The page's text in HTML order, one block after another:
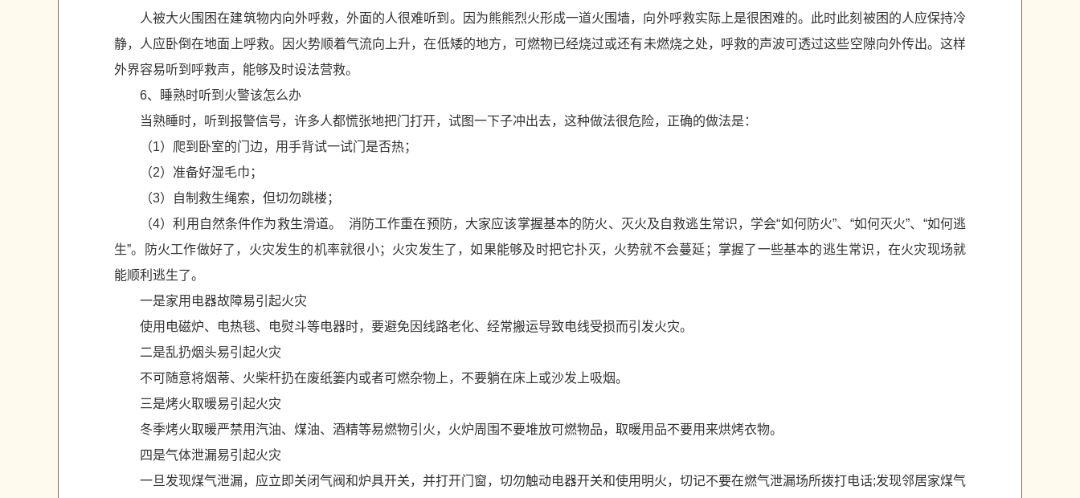
人被大火围困在建筑物内向外呼救，外面的人很难听到。因为熊熊烈火形成一道火围墙，向外呼救实际上是很困难的。此时此刻被困的人应保持冷
静，人应卧倒在地面上呼救。因火势顺着气流向上升，在低矮的地方，可燃物已经烧过或还有未燃烧之处，呼救的声波可透过这些空隙向外传出。这样
外界容易听到呼救声，能够及时设法营救。
6、睡熟时听到火警该怎么办
当熟睡时，听到报警信号，许多人都慌张地把门打开，试图一下子冲出去，这种做法很危险，正确的做法是：
（1）爬到卧室的门边，用手背试一试门是否热；
（2）准备好湿毛巾；
（3）自制救生绳索，但切勿跳楼；
（4）利用自然条件作为救生滑道。 消防工作重在预防，大家应该掌握基本的防火、灭火及自救逃生常识，学会“如何防火”、“如何灭火”、“如何逃
生”。防火工作做好了，火灾发生的机率就很小；火灾发生了，如果能够及时把它扑灭，火势就不会蔓延；掌握了一些基本的逃生常识，在火灾现场就
能顺利逃生了。
一是家用电器故障易引起火灾
使用电磁炉、电热毯、电熨斗等电器时，要避免因线路老化、经常搬运导致电线受损而引发火灾。
二是乱扔烟头易引起火灾
不可随意将烟蒂、火柴杆扔在废纸篓内或者可燃杂物上，不要躺在床上或沙发上吸烟。
三是烤火取暖易引起火灾
冬季烤火取暖严禁用汽油、煤油、酒精等易燃物引火，火炉周围不要堆放可燃物品，取暖用品不要用来烘烤衣物。
四是气体泄漏易引起火灾
一旦发现煤气泄漏，应立即关闭气阀和炉具开关，并打开门窗，切勿触动电器开关和使用明火，切记不要在燃气泄漏场所拨打电话;发现邻居家煤气